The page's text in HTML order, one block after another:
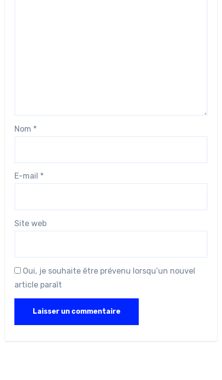
Nom *
E-mail *
Site web
Oui, je souhaite être prévenu lorsqu’un nouvel
article paraît